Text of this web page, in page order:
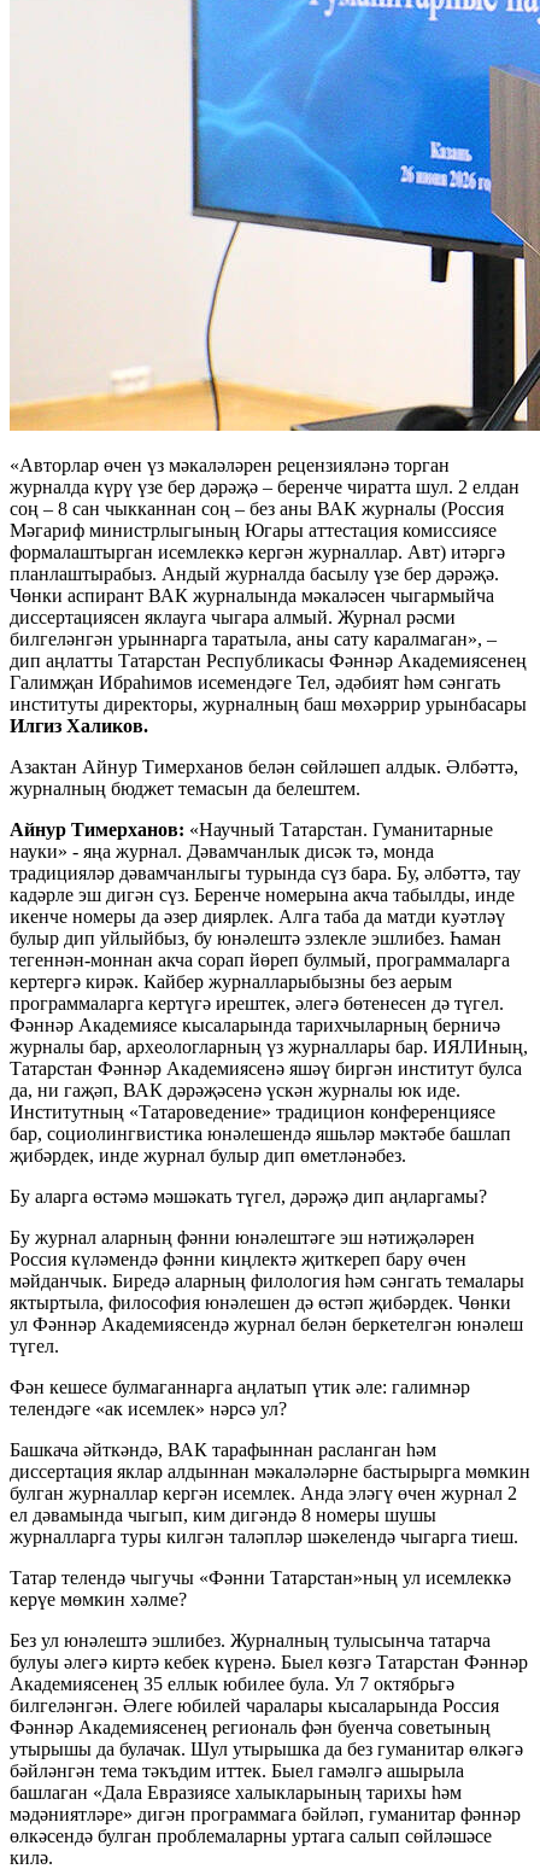
«Авторлар өчен үз мәкаләләрен рецензияләнә торган
журналда күрү үзе бер дәрәҗә – беренче чиратта шул. 2 елдан
соң – 8 сан чыкканнан соң – без аны ВАК журналы (Россия
Мәгариф министрлыгының Югары аттестация комиссиясе
формалаштырган исемлеккә кергән журналлар. Авт) итәргә
планлаштырабыз. Андый журналда басылу үзе бер дәрәҗә.
Чөнки аспирант ВАК журналында мәкаләсен чыгармыйча
диссертациясен яклауга чыгара алмый. Журнал рәсми
билгеләнгән урыннарга таратыла, аны сату каралмаган», –
дип аңлатты Татарстан Республикасы Фәннәр Академиясенең
Галимҗан Ибраһимов исемендәге Тел, әдәбият һәм сәнгать
институты директоры, журналның баш мөхәррир урынбасары
Илгиз Халиков.
Азактан Айнур Тимерханов белән сөйләшеп алдык. Әлбәттә,
журналның бюджет темасын да белештем.
Айнур Тимерханов: «Научный Татарстан. Гуманитарные
науки» - яңа журнал. Дәвамчанлык дисәк тә, монда
традицияләр дәвамчанлыгы турында сүз бара. Бу, әлбәттә, тау
кадәрле эш дигән сүз. Беренче номерына акча табылды, инде
икенче номеры да әзер диярлек. Алга таба да матди куәтләү
булыр дип уйлыйбыз, бу юнәлештә эзлекле эшлибез. Һаман
тегеннән-моннан акча сорап йөреп булмый, программаларга
кертергә кирәк. Кайбер журналларыбызны без аерым
программаларга кертүгә ирештек, әлегә бөтенесен дә түгел.
Фәннәр Академиясе кысаларында тарихчыларның берничә
журналы бар, археологларның үз журналлары бар. ИЯЛИның,
Татарстан Фәннәр Академиясенә яшәү биргән институт булса
да, ни гаҗәп, ВАК дәрәҗәсенә үскән журналы юк иде.
Институтның «Татароведение» традицион конференциясе
бар, социолингвистика юнәлешендә яшьләр мәктәбе башлап
җибәрдек, инде журнал булыр дип өметләнәбез.
Бу аларга өстәмә мәшәкать түгел, дәрәҗә дип аңларгамы?
Бу журнал аларның фәнни юнәлештәге эш нәтиҗәләрен
Россия күләмендә фәнни киңлектә җиткереп бару өчен
мәйданчык. Биредә аларның филология һәм сәнгать темалары
яктыртыла, философия юнәлешен дә өстәп җибәрдек. Чөнки
ул Фәннәр Академиясендә журнал белән беркетелгән юнәлеш
түгел.
Фән кешесе булмаганнарга аңлатып үтик әле: галимнәр
телендәге «ак исемлек» нәрсә ул?
Башкача әйткәндә, ВАК тарафыннан расланган һәм
диссертация яклар алдыннан мәкаләләрне бастырырга мөмкин
булган журналлар кергән исемлек. Анда эләгү өчен журнал 2
ел дәвамында чыгып, ким дигәндә 8 номеры шушы
журналларга туры килгән таләпләр шәкелендә чыгарга тиеш.
Татар телендә чыгучы «Фәнни Татарстан»ның ул исемлеккә
керүе мөмкин хәлме?
Без ул юнәлештә эшлибез. Журналның тулысынча татарча
булуы әлегә киртә кебек күренә. Быел көзгә Татарстан Фәннәр
Академиясенең 35 еллык юбилее була. Ул 7 октябрьгә
билгеләнгән. Әлеге юбилей чаралары кысаларында Россия
Фәннәр Академиясенең региональ фән буенча советының
утырышы да булачак. Шул утырышка да без гуманитар өлкәгә
бәйләнгән тема тәкъдим иттек. Быел гамәлгә ашырыла
башлаган «Дала Евразиясе халыкларының тарихы һәм
мәдәниятләре» дигән программага бәйләп, гуманитар фәннәр
өлкәсендә булган проблемаларны уртага салып сөйләшәсе
килә.